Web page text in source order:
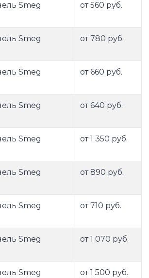
Smeg
от 560 руб.
Smeg
от 780 руб.
Smeg
от 660 руб.
Smeg
от 640 руб.
Smeg
от 1 350 руб.
Smeg
от 890 руб.
Smeg
от 710 руб.
Smeg
от 1 070 руб.
Smeg
от 1 500 руб.